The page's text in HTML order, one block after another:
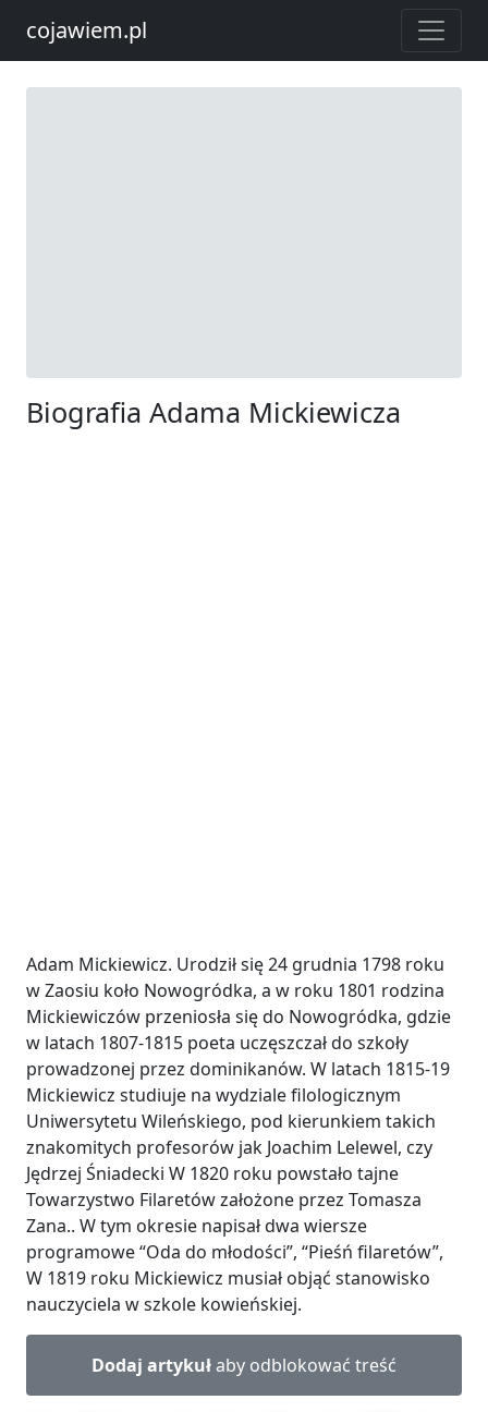
cojawiem.pl
Biografia Adama Mickiewicza
Adam Mickiewicz. Urodził się 24 grudnia 1798 roku
w Zaosiu koło Nowogródka, a w roku 1801 rodzina
Mickiewiczów przeniosła się do Nowogródka, gdzie
w latach 1807-1815 poeta uczęszczał do szkoły
prowadzonej przez dominikanów. W latach 1815-19
Mickiewicz studiuje na wydziale filologicznym
Uniwersytetu Wileńskiego, pod kierunkiem takich
znakomitych profesorów jak Joachim Lelewel, czy
Jędrzej Śniadecki W 1820 roku powstało tajne
Towarzystwo Filaretów założone przez Tomasza
Zana.. W tym okresie napisał dwa wiersze
programowe “Oda do młodości”, “Pieśń filaretów”,
W 1819 roku Mickiewicz musiał objąć stanowisko
nauczyciela w szkole kowieńskiej.
Dodaj artykułaby odblokować treść